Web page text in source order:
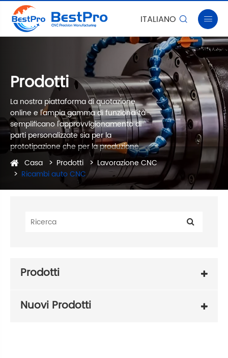
ITALIANO  
Prodotti
La nostra piattaforma di quotazione
online e l'ampia gamma di funzionalità
semplificano l'approvvigionamento di
parti personalizzate sia per la
prototipazione che per la produzione
Casa
Prodotti
Lavorazione CNC
Ricambi auto CNC
Prodotti
Nuovi Prodotti